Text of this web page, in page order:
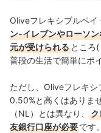
Oliveフレキシブルペイ
ン‐イレブンやローソ
元が受けられる ところ
普段の生活で簡単にポ
ただし、Oliveフレキ
0.50%と高くはありま
（NL）とは異なり、
ク
友銀行口座が必要です